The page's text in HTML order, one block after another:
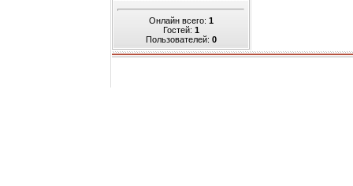
Онлайн всего: 1
Гостей: 1
Пользователей: 0